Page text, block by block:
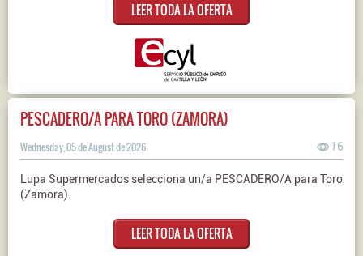
LEER TODA LA OFERTA
PESCADERO/A PARA TORO (ZAMORA)
Wednesday, 05 de August de 2026 16
Lupa Supermercados selecciona un/a PESCADERO/A para Toro
(Zamora).
LEER TODA LA OFERTA